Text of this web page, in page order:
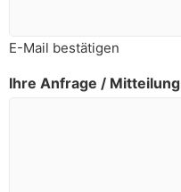
E-Mail bestätigen
Ihre Anfrage / Mitteilung